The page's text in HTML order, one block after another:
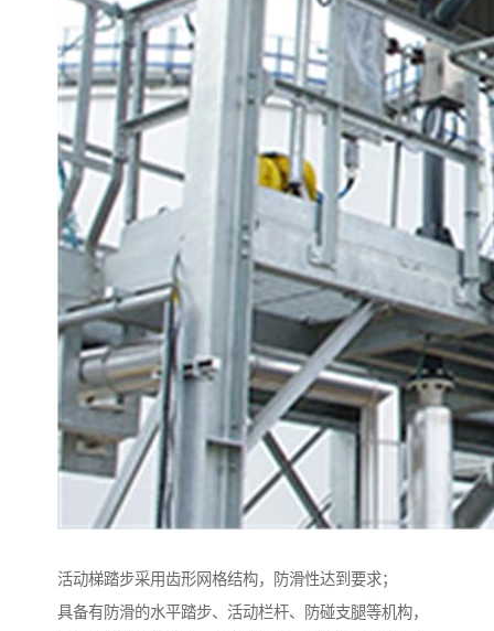
活动梯踏步采用齿形网格结构，防滑性达到要求；
具备有防滑的水平踏步、活动栏杆、防碰支腿等机构，